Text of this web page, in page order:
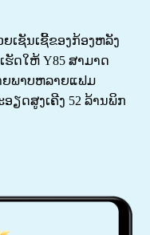
ຍເຊັນເຊີ້ຂອງກ້ອງຫລັງ
ຮັດໃຫ້ Y85 ສາມາດ
ຍພາບຫລາຍແຟມ
ຽດສູງເຄີງ 52 ລ້ານພິກ